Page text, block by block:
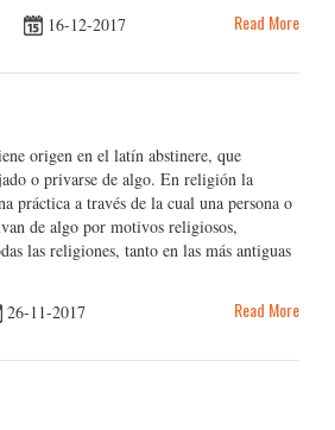
16-12-2017 Read More
origen en el latín abstinere, que
o privarse de algo. En religión la
práctica a través de la cual una persona o
de algo por motivos religiosos,
las religiones, tanto en las más antiguas
26-11-2017 Read More